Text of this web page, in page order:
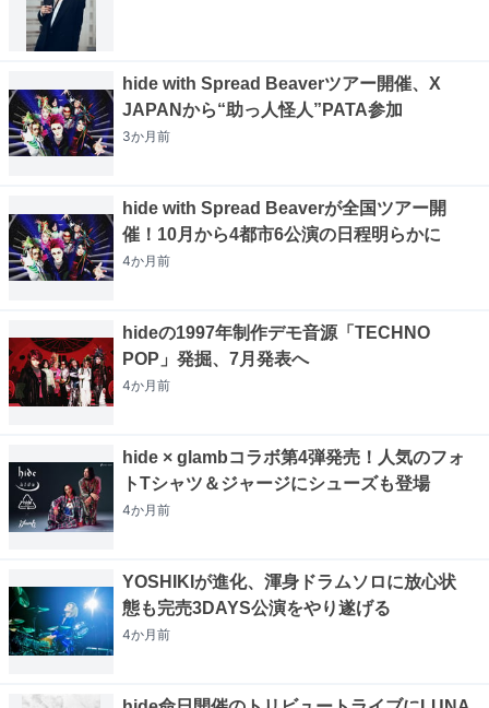
hide with Spread Beaverツアー開催、X
JAPANから“助っ人怪人”PATA参加
3か月前
hide with Spread Beaverが全国ツアー開
催！10月から4都市6公演の日程明らかに
4か月前
hideの1997年制作デモ音源「TECHNO
POP」発掘、7月発表へ
4か月前
hide × glambコラボ第4弾発売！人気のフォ
トTシャツ＆ジャージにシューズも登場
4か月前
YOSHIKIが進化、渾身ドラムソロに放心状
態も完売3DAYS公演をやり遂げる
4か月前